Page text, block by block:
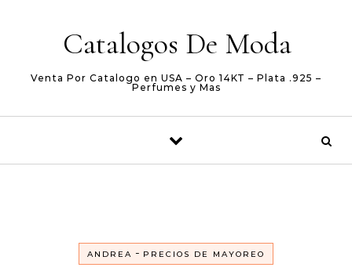
Catalogos De Moda
Venta Por Catalogo en USA – Oro 14KT – Plata .925 –
Perfumes y Mas
ANDREA - PRECIOS DE MAYOREO